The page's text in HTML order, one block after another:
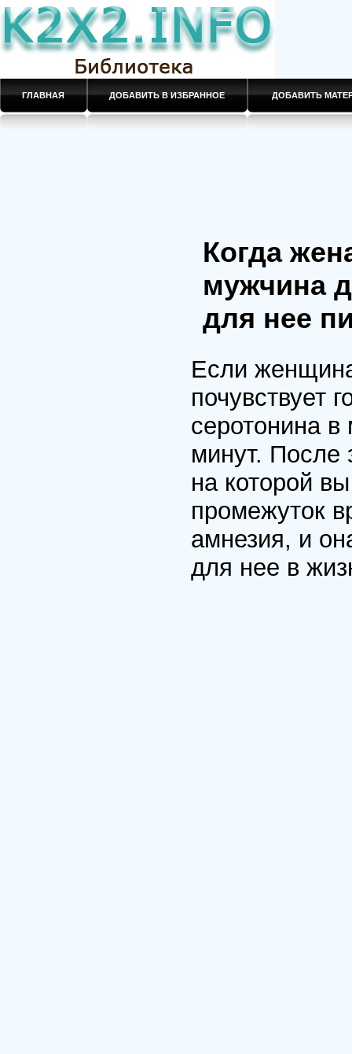
ГЛАВНАЯ ДОБАВИТЬ В ИЗБРАННОЕ ДОБАВИТЬ
Когда
мужчина
для нее
Если
почувствует
серотонина в
минут. После
на которой
промежуток
амнезия, и
для нее в